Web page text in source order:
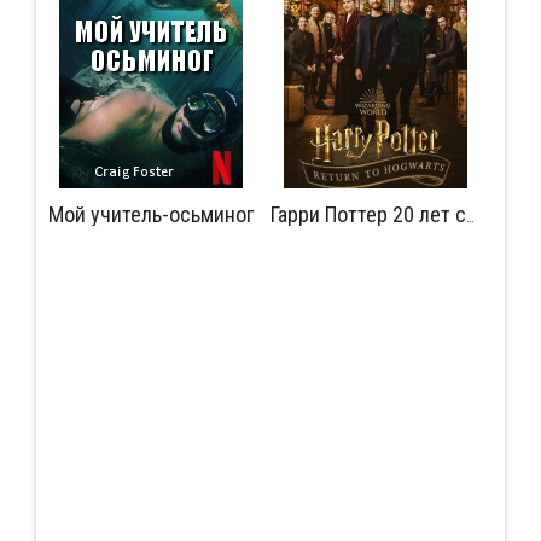
Мой учитель-осьминог